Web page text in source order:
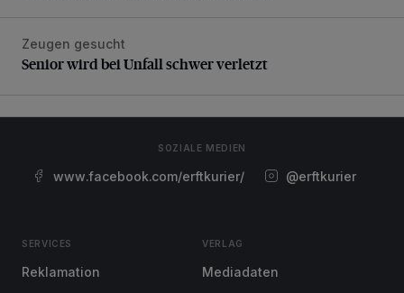
Senior wird bei Unfall schwer verletzt
Zeugen gesucht
Senior wird bei Unfall schwer verletzt
SOZIALE MEDIEN
www.facebook.com/erftkurier/ @erftkurier
SERVICES
Reklamation
VERLAG
Mediadaten